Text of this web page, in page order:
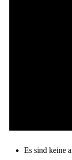
Es sind keine